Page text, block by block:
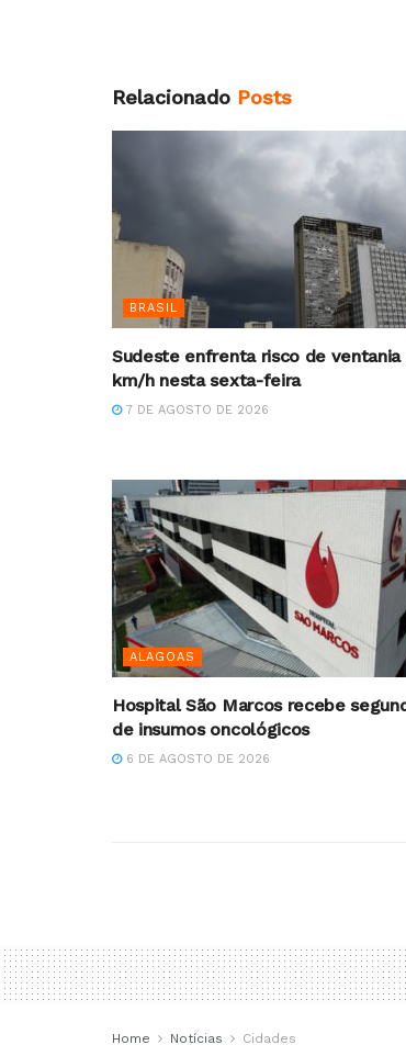
Relacionado Posts
BRASIL
Sudeste enfrenta risco de ventania
km/h nesta sexta-feira
7 DE AGOSTO DE 2026
ALAGOAS
Hospital São Marcos recebe
de insumos oncológicos
6 DE AGOSTO DE 2026
Home Notícias Cidades